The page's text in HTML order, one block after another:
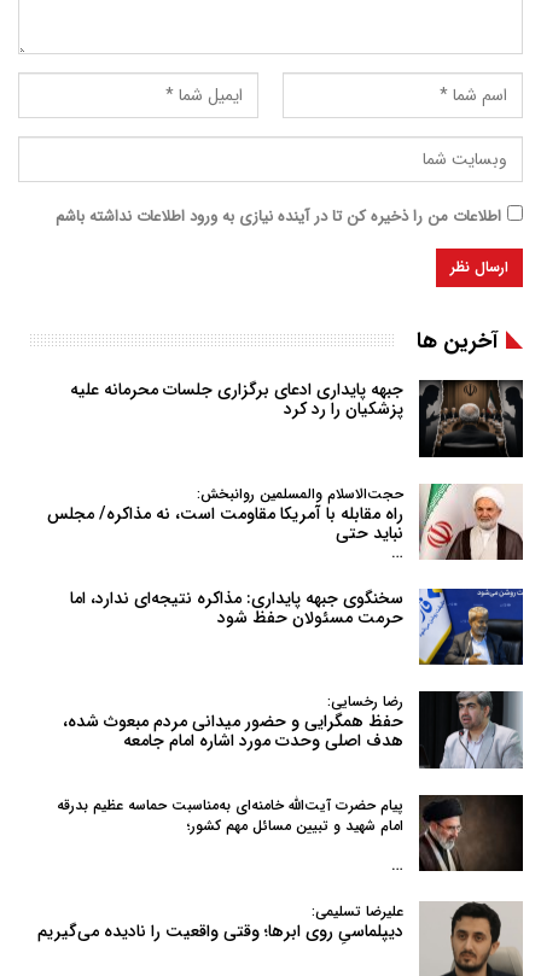
اطلاعات من را ذخیره کن تا در آینده نیازی به ورود اطلاعات نداشته باشم
آخرین ها
جبهه پایداری ادعای برگزاری جلسات محرمانه علیه
پزشکیان را رد کرد
حجت‌الاسلام والمسلمین روانبخش:
راه مقابله با آمریکا مقاومت است، نه مذاکره/ مجلس
نباید حتی
…
سخنگوی جبهه پایداری: مذاکره نتیجه‌ای ندارد، اما
حرمت مسئولان حفظ شود
رضا رخسایی:
حفظ همگرایی و حضور میدانی مردم مبعوث شده،
هدف اصلی وحدت مورد اشاره امام جامعه
پیام حضرت آیت‌الله خامنه‌ای به‌مناسبت حماسه عظیم بدرقه
امام شهید و تبیین مسائل مهم کشور؛
…
علیرضا تسلیمی:
دیپلماسیِ روی ابرها؛ وقتی واقعیت را نادیده می‌گیریم